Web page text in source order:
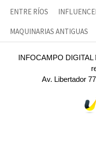
ENTRE RÍOS
MAQUINARIAS ANTIGUAS
INFOCAMPO DIGITAL
Av. Libertador